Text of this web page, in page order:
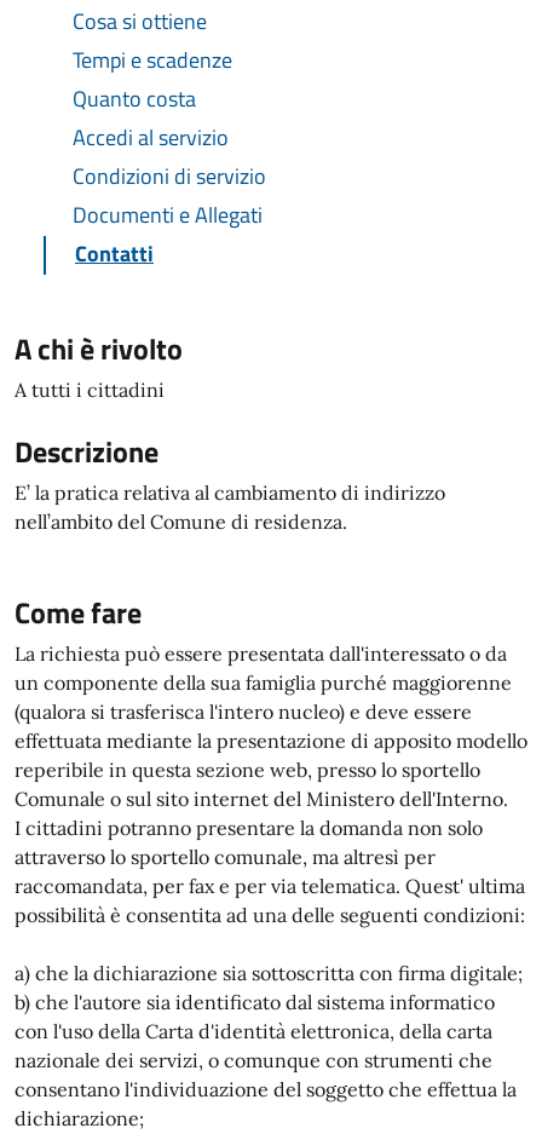
Cosa si ottiene
Tempi e scadenze
Quanto costa
Accedi al servizio
Condizioni di servizio
Documenti e Allegati
Contatti
A chi è rivolto
A tutti i cittadini
Descrizione
E’ la pratica relativa al cambiamento di indirizzo
nell’ambito del Comune di residenza.
Come fare
La richiesta può essere presentata dall'interessato o da
un componente della sua famiglia purché maggiorenne
(qualora si trasferisca l'intero nucleo) e deve essere
effettuata mediante la presentazione di apposito modello
reperibile in questa sezione web, presso lo sportello
Comunale o sul sito internet del Ministero dell'Interno.
I cittadini potranno presentare la domanda non solo
attraverso lo sportello comunale, ma altresì per
raccomandata, per fax e per via telematica. Quest' ultima
possibilità è consentita ad una delle seguenti condizioni:
a) che la dichiarazione sia sottoscritta con firma digitale;
b) che l'autore sia identificato dal sistema informatico
con l'uso della Carta d'identità elettronica, della carta
nazionale dei servizi, o comunque con strumenti che
consentano l'individuazione del soggetto che effettua la
dichiarazione;